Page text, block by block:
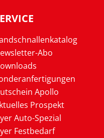
Abo
Apollo
Prospekt
Auto-Spezial
Festbedarf